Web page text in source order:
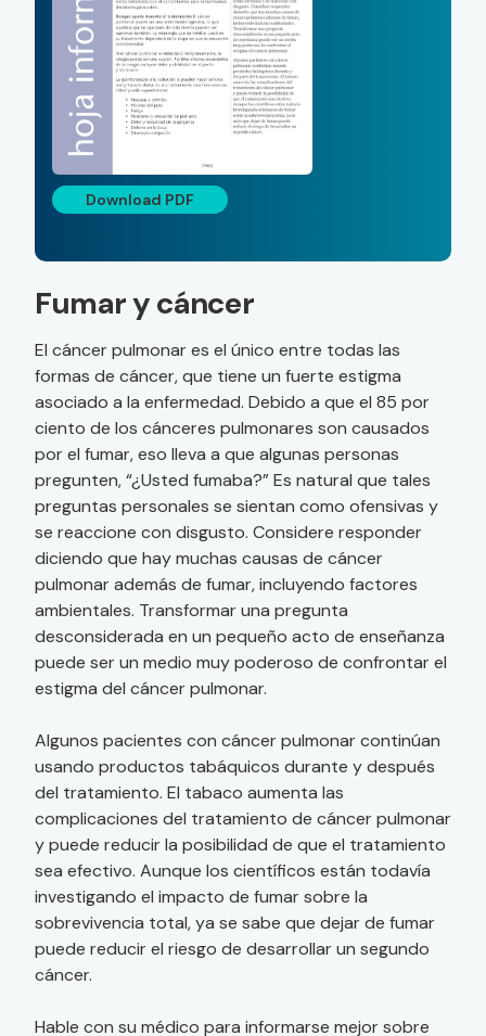
Download PDF
Fumar y cáncer
El cáncer pulmonar es el único entre todas las
formas de cáncer, que tiene un fuerte estigma
asociado a la enfermedad. Debido a que el 85 por
ciento de los cánceres pulmonares son causados
por el fumar, eso lleva a que algunas personas
pregunten, “¿Usted fumaba?” Es natural que tales
preguntas personales se sientan como ofensivas y
se reaccione con disgusto. Considere responder
diciendo que hay muchas causas de cáncer
pulmonar además de fumar, incluyendo factores
ambientales. Transformar una pregunta
desconsiderada en un pequeño acto de enseñanza
puede ser un medio muy poderoso de confrontar el
estigma del cáncer pulmonar.
Algunos pacientes con cáncer pulmonar continúan
usando productos tabáquicos durante y después
del tratamiento. El tabaco aumenta las
complicaciones del tratamiento de cáncer pulmonar
y puede reducir la posibilidad de que el tratamiento
sea efectivo. Aunque los científicos están todavía
investigando el impacto de fumar sobre la
sobrevivencia total, ya se sabe que dejar de fumar
puede reducir el riesgo de desarrollar un segundo
cáncer.
Hable con su médico para informarse mejor sobre